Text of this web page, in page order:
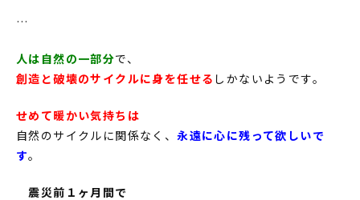
…
人は自然の一部分で、
創造と破壊のサイクルに身を任せる しかないようです。
せめて暖かい気持ちは
自然のサイクルに関係なく、永遠に心に残って欲しいで
す。
震災前１ヶ月間で